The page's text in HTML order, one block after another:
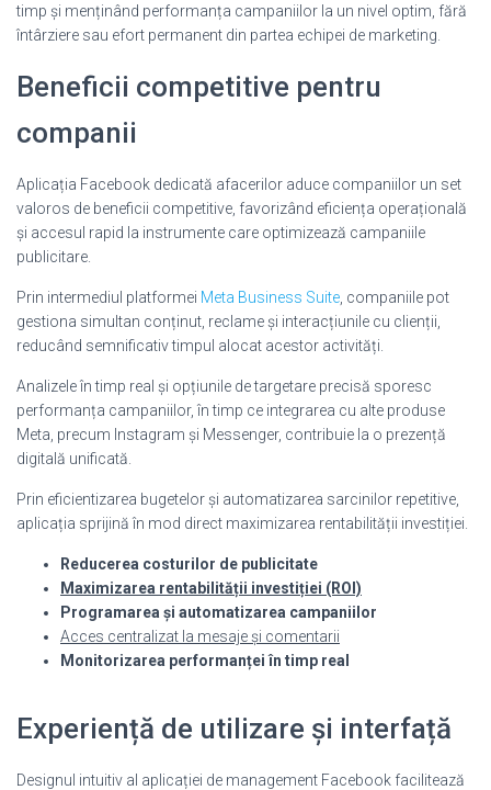
timp și menținând performanța campaniilor la un nivel optim, fără
întârziere sau efort permanent din partea echipei de marketing.
Beneficii competitive pentru
companii
Aplicația Facebook dedicată afacerilor aduce companiilor un set
valoros de beneficii competitive, favorizând eficiența operațională
și accesul rapid la instrumente care optimizează campaniile
publicitare.
Prin intermediul platformei Meta Business Suite , companiile pot
gestiona simultan conținut, reclame și interacțiunile cu clienții,
reducând semnificativ timpul alocat acestor activități.
Analizele în timp real și opțiunile de targetare precisă sporesc
performanța campaniilor, în timp ce integrarea cu alte produse
Meta, precum Instagram și Messenger, contribuie la o prezență
digitală unificată.
Prin eficientizarea bugetelor și automatizarea sarcinilor repetitive,
aplicația sprijină în mod direct maximizarea rentabilității investiției.
Reducerea costurilor de publicitate
Maximizarea rentabilității investiției (ROI)
Programarea și automatizarea campaniilor
Acces centralizat la mesaje și comentarii
Monitorizarea performanței în timp real
Experiență de utilizare și interfață
Designul intuitiv al aplicației de management Facebook facilitează